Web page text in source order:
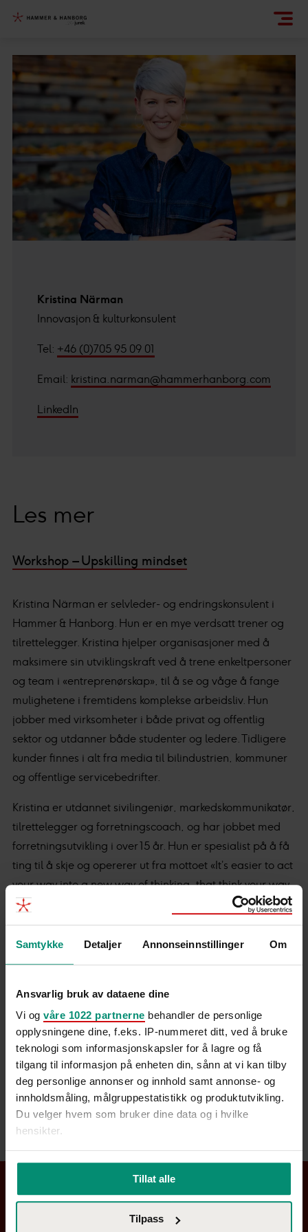
Samtykke Detaljer Annonseinnstillinger Om
Ansvarlig bruk av dataene dine
Vi og våre 1022 partnerne behandler de personlige
opplysningene dine, f.eks. IP-nummeret ditt, ved å bruke
teknologi som informasjonskapsler for å lagre og få
tilgang til informasjon på enheten din, sånn at vi kan tilby
deg personlige annonser og innhold samt annonse- og
innholdsmåling, målgruppestatistikk og produktutvikling.
Du velger hvem som bruker dine data og i hvilke
hensikter.
Hvis du gir oss lov, vil vi også gjerne:
Innhente informasjon om den geografiske
beliggenheten din, som kan være nøyaktig innenfor
Tillat alle
Tilpass
Kristina Närman
Innovasjon & kulturkonsulent
Tel: +46 (0)705 95 09 01
Email: kristina.narman@hammerhanborg.com
LinkedIn
Les mer
Workshop – Upskilling mindset
Kristina Närman er selvleder- og endringskonsulent i
Hammer & Hanborg. Hun er en mye verdsatt trener og
tilrettelegger. Kristina hjelper organisasjoner med å
maksimere sin utviklingskraft ved å trene enkeltpersoner
og team i «entreprenørskap», til å se og våge å fange
mulighetene i fremtidens komplekse arbeidsliv. Hun
jobber med virksomheter i både privat og offentlig
sektor og utdanner både studenter og ledere. Tidligere
kunder finnes i alt fra media til bilindustrien, kommuner
og offentlige servicebedrifter.
Kristina er utdannet sivilingeniør, markedskommunikatør,
tilrettelegger og forretningscoach, og har jobbet med
forretningsutvikling i over 15 år. Hun er spesialist på å få
ting til å skje og opererer ut fra mottoet «It’s easier to act
your way into a new way of thinking, that think your way
into a new way of acting». Hun støtter deg til både å ville
og tørre å gripe muligheter – og utnytte hele
organisasjonens potensial.
oss selv og våre virksomheter, er å bli sittende fast i
ideer og planlegging. Det er selvfølgelig viktig, men
nøkkelen til vellykket utviklingsarbeid er å GJØRE! Det kan
imidlertid være ganske skummelt… Derfor er mitt beste
tips å se på oss selv, vårt arbeid og våre organisasjoner
som konstante betaversjoner. Ikke perfekt, men under
konstant utvikling og oppdatering.”
Kontakt oss